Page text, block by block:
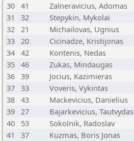
30
41 Zalneravicius, Adomas
31
32 Stepykin, Mykolai
32
21 Michailovas, Ugnius
33
20 Cicinadze, Kristijonas
34
42 Kontenis, Nedas
35
46 Zukas, Mindaugas
36
39 Jocius, Kazimieras
37
33 Voveris, Vykintas
38
43 Mackevicius, Danielius
39
27 Bajarkevicius, Tautvydas
40
53 Sokolnik, Radoslav
41
37 Kuzmas, Boris Jonas